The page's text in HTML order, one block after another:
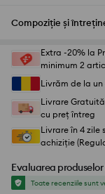
Compoziție și
Extra -20% la
minimum 2
Livrăm de la
Livrare
cu preț întreg
Livrare în 4 zile
achiziție
Evaluarea produselor
Toate recenziile sunt